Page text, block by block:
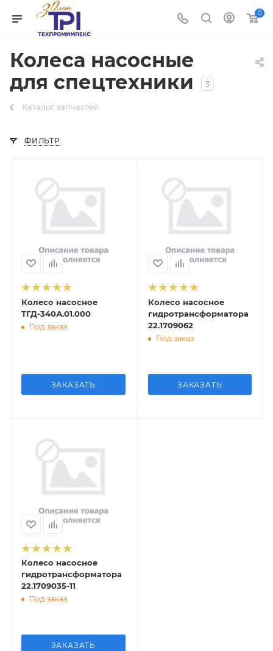
0
Колеса насосные
для спецтехники
3
Каталог запчастей
ФИЛЬТР
Колесо насосное
ТГД-340А.01.000
Под заказ
ЗАКАЗАТЬ
Колесо насосное
гидротрансформатора
22.1709062
Под заказ
ЗАКАЗАТЬ
Колесо насосное
гидротрансформатора
22.1709035-11
Под заказ
ЗАКАЗАТЬ